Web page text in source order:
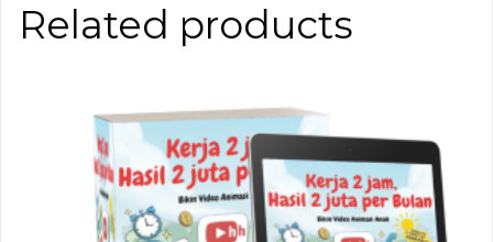
Related products